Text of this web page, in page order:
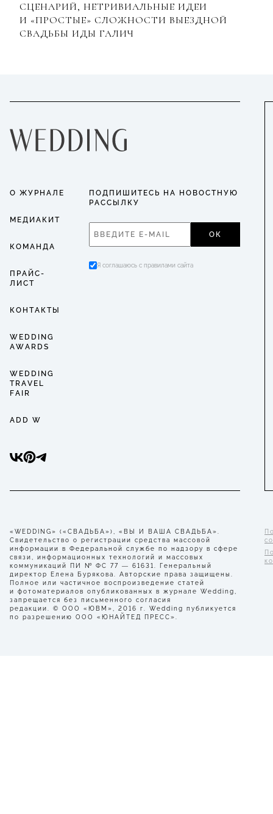
СЦЕНАРИЙ, НЕТРИВИАЛЬНЫЕ ИДЕИ
И «ПРОСТЫЕ» СЛОЖНОСТИ ВЫЕЗДНОЙ
СВАДЬБЫ ИДЫ ГАЛИЧ
О ЖУРНАЛЕ
МЕДИАКИТ
КОМАНДА
ПРАЙС-
ЛИСТ
КОНТАКТЫ
WEDDING
AWARDS
WEDDING
TRAVEL
FAIR
ADD W
ПОДПИШИТЕСЬ НА НОВОСТНУЮ
РАССЫЛКУ
ОК
Я соглашаюсь с правилами сайта
«WEDDING» («СВАДЬБА»), «ВЫ И ВАША СВАДЬБА».
Свидетельство о регистрации средства массовой
информации в Федеральной службе по надзору в сфере
связи, информационных технологий и массовых
коммуникаций ПИ № ФС 77 — 61631. Генеральный
директор Елена Бурякова. Авторские права защищены.
Полное или частичное воспроизведение статей
и фотоматериалов опубликованных в журнале Wedding,
запрещается без письменного согласия
редакции. © ООО «ЮВМ», 2016 г. Wedding публикуется
по разрешению ООО «ЮНАЙТЕД ПРЕСС».